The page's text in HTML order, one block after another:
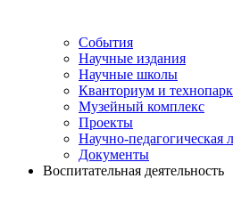
События
Научные издания
Научные школы
Кванториум и технопарк
Музейный комплекс
Проекты
Научно-педагогическая
Документы
Воспитательная деятельность